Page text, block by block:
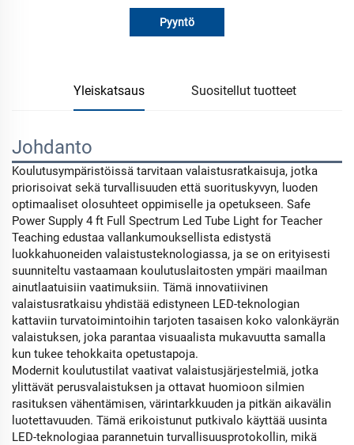
Pyyntö
Yleiskatsaus Suositellut tuotteet
Johdanto
Koulutusympäristöissä tarvitaan valaistusratkaisuja, jotka
priorisoivat sekä turvallisuuden että suorituskyvyn, luoden
optimaaliset olosuhteet oppimiselle ja opetukseen. Safe
Power Supply 4 ft Full Spectrum Led Tube Light for Teacher
Teaching edustaa vallankumouksellista edistystä
luokkahuoneiden valaistusteknologiassa, ja se on erityisesti
suunniteltu vastaamaan koulutuslaitosten ympäri maailman
ainutlaatuisiin vaatimuksiin. Tämä innovatiivinen
valaistusratkaisu yhdistää edistyneen LED-teknologian
kattaviin turvatoimintoihin tarjoten tasaisen koko valonkäyrän
valaistuksen, joka parantaa visuaalista mukavuutta samalla
kun tukee tehokkaita opetustapoja.
Modernit koulutustilat vaativat valaistusjärjestelmiä, jotka
ylittävät perusvalaistuksen ja ottavat huomioon silmien
rasituksen vähentämisen, värintarkkuuden ja pitkän aikavälin
luotettavuuden. Tämä erikoistunut putkivalo käyttää uusinta
LED-teknologiaa parannetuin turvallisuusprotokollin, mikä